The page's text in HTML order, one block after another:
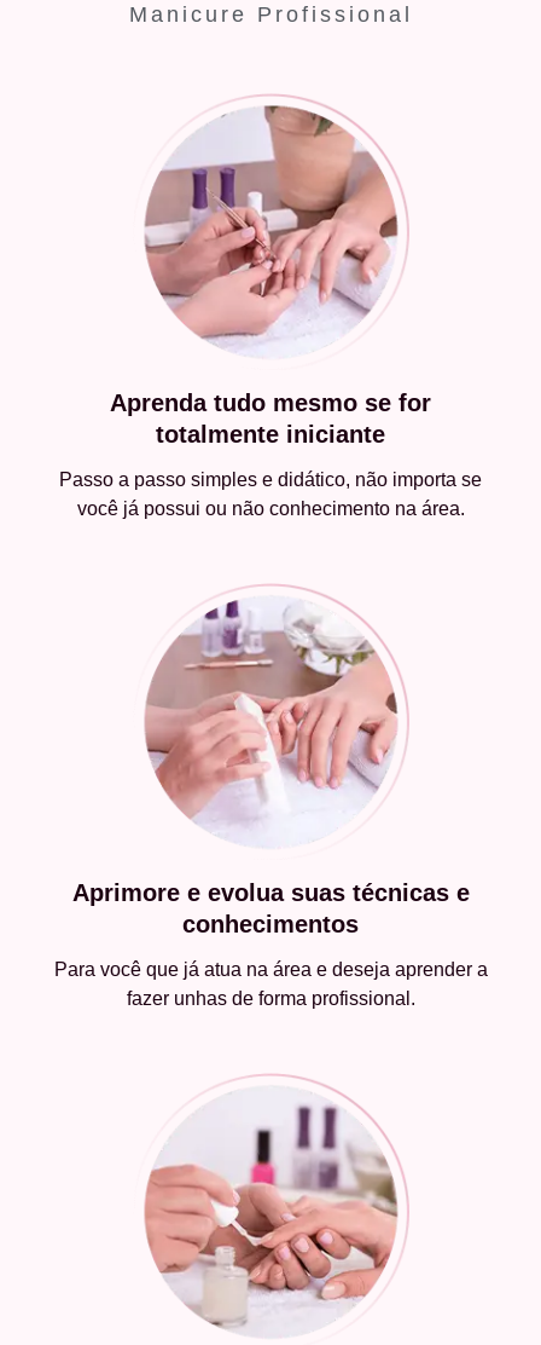
Manicure Profissional
Aprenda tudo mesmo se for
totalmente iniciante
Passo a passo simples e didático, não importa se
você já possui ou não conhecimento na área.
Aprimore e evolua suas técnicas e
conhecimentos
Para você que já atua na área e deseja aprender a
fazer unhas de forma profissional.